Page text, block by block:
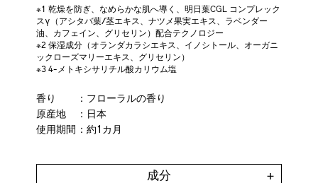
※1 乾燥を防ぎ、なめらかな肌へ導く、明日葉CGL コンプレック
スγ（アシタバ葉/茎エキス、ナツメ果実エキス、ラベンダー
油、カフェイン、グリセリン）配合テクノロジー
※2 保湿成分（オランダカラシエキス、イノシトール、オーガニ
ックローズマリーエキス、グリセリン）
※3 4-メトキシサリチル酸カリウム塩
香り
：フローラルの香り
原産地
：日本
使用期間 ：約1カ月
成分